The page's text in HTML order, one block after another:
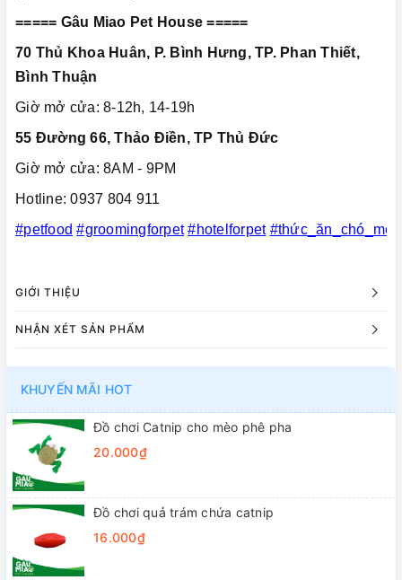
===== Gâu Miao Pet House =====
70 Thủ Khoa Huân, P. Bình Hưng, TP. Phan Thiết,
Bình Thuận
Giờ mở cửa: 8-12h, 14-19h
55 Đường 66, Thảo Điền, TP Thủ Đức
Giờ mở cửa: 8AM - 9PM
Hotline: 0937 804 911
#petfood #groomingforpet #hotelforpet #thức_ăn_chó_mèo
GIỚI THIỆU
NHẬN XÉT SẢN PHẨM
KHUYẾN MÃI HOT
Đồ chơi Catnip cho mèo phê pha
20.000₫
Đồ chơi quả trám chứa catnip
16.000₫